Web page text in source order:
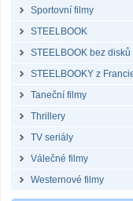
Sportovní filmy
STEELBOOK
STEELBOOK bez disků
STEELBOOKY z
Taneční filmy
Thrillery
TV seriály
Válečné filmy
Westernové filmy